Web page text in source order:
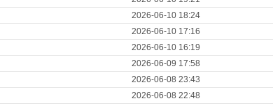
2026-06-10 18:24
2026-06-10 17:16
2026-06-10 16:19
2026-06-09 17:58
2026-06-08 23:43
2026-06-08 22:48